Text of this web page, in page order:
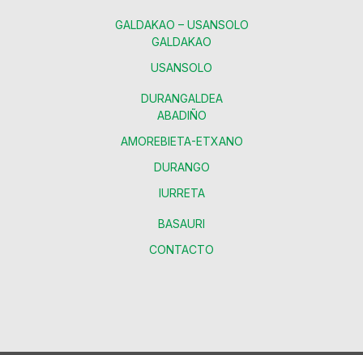
GALDAKAO – USANSOLO
GALDAKAO
USANSOLO
DURANGALDEA
ABADIÑO
AMOREBIETA-ETXANO
DURANGO
IURRETA
BASAURI
CONTACTO